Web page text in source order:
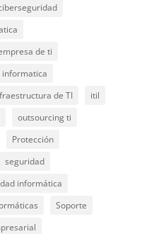
de ti
informatica
de TI
itil
outsourcing ti
Protección
seguridad
informática
Soporte